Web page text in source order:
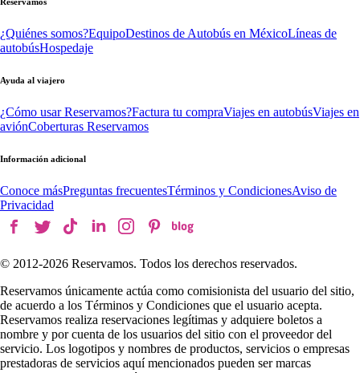
¿Quiénes somos?EquipoDestinos de Autobús en MéxicoLíneas de
autobúsHospedaje
Ayuda al viajero
¿Cómo usar Reservamos?Factura tu compraViajes en autobúsViajes en
aviónCoberturas Reservamos
Información adicional
Conoce másPreguntas frecuentesTérminos y CondicionesAviso de
Privacidad
© 2012-2026 Reservamos. Todos los derechos reservados.
Reservamos únicamente actúa como comisionista del usuario del sitio,
de acuerdo a los Términos y Condiciones que el usuario acepta.
Reservamos realiza reservaciones legítimas y adquiere boletos a
nombre y por cuenta de los usuarios del sitio con el proveedor del
servicio. Los logotipos y nombres de productos, servicios o empresas
prestadoras de servicios aquí mencionados pueden ser marcas